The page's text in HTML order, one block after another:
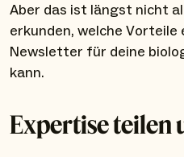
Aber das ist längst nicht
erkunden, welche
Newsletter für deine
kann.
Expertise teilen